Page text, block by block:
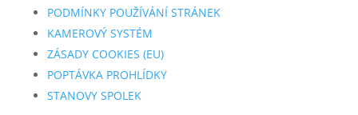
PODMÍNKY POUŽÍVÁNÍ STRÁNEK
KAMEROVÝ SYSTÉM
ZÁSADY COOKIES (EU)
POPTÁVKA PROHLÍDKY
STANOVY SPOLEK